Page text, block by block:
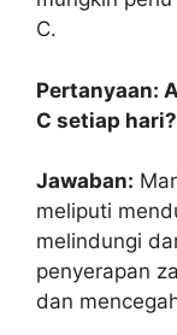
C.
Pertanyaan:
C setiap hari?
Jawaban:
meliputi
melindungi
penyerapan
dan